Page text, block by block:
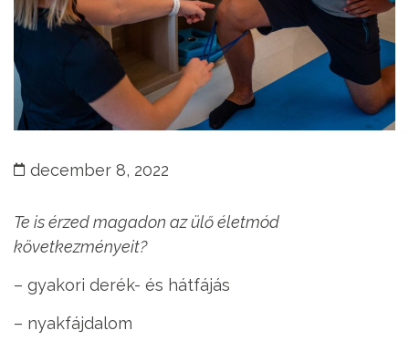
december 8, 2022
Te is érzed magadon az ülő életmód
következményeit?
– gyakori derék- és hátfájás
– nyakfájdalom